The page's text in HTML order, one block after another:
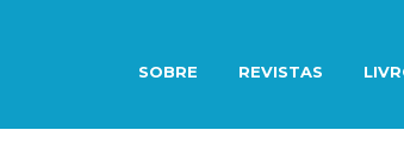
SOBRE REVISTAS